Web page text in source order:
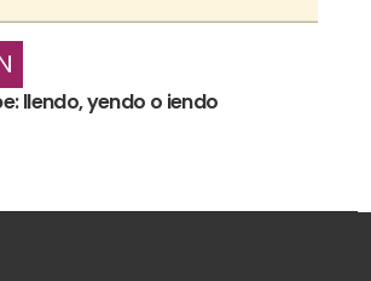
llendo, yendo o iendo